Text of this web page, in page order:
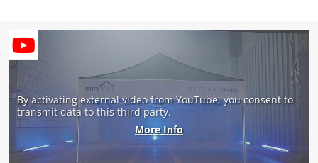
By activating external video from YouTube, you consent to
transmit data to this third party.
More Info